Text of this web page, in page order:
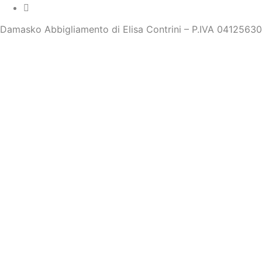
Damasko Abbigliamento di Elisa Contrini – P.IVA